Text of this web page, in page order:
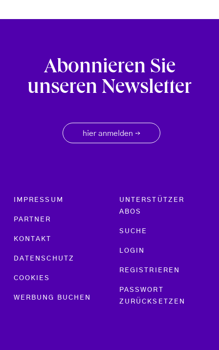
Abonnieren Sie
unseren Newsletter
hier anmelden →
Footer menu
IMPRESSUM
PARTNER
KONTAKT
DATENSCHUTZ
COOKIES
WERBUNG BUCHEN
UNTERSTÜTZER
ABOS
SUCHE
LOGIN
REGISTRIEREN
PASSWORT
ZURÜCKSETZEN